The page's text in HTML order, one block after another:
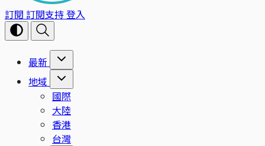
訂閱 訂閱支持登入
最新
地域
國際
大陸
香港
台灣